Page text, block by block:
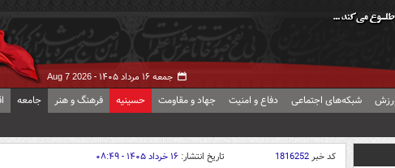
جمعه ۱۶ مرداد ۱۴۰۵ - Aug 7 2026
شبکه‌های اجتماعی دفاع و امنیت جهاد و مقاومت حسینیه فرهنگ و هنر جامعه
کد خبر1816252 تاریخ انتشار: ۱۶ خرداد ۱۴۰۵ - ۰۸:۴۹